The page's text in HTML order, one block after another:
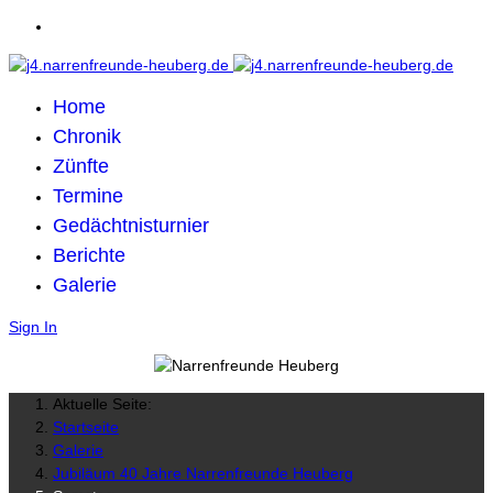
Home
Chronik
Zünfte
Termine
Gedächtnisturnier
Berichte
Galerie
Sign In
Aktuelle Seite:
Startseite
Galerie
Jubiläum 40 Jahre Narrenfreunde Heuberg